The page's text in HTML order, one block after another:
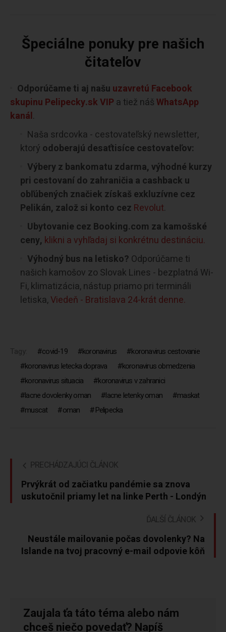
Špeciálne ponuky pre našich
čitateľov
Odporúčame ti aj našu uzavretú Facebook
skupinu Pelipecky.sk VIP a tiež nášWhatsApp
kanál.
Naša srdcovka - cestovateľský newsletter,
ktorý odoberajú desaťtisíce cestovateľov:
Výbery z bankomatu zdarma, výhodné kurzy
pri cestovaní do zahraničia a cashback u
obľúbených značiek získaš exkluzívne cez
Pelikán, založ si konto cez Revolut.
Ubytovanie cez Booking.com za kamošské
ceny, klikni a vyhľadaj si konkrétnu destináciu.
Výhodný bus na letisko? Odporúčame ti
našich kamošov zo Slovak Lines - bezplatná Wi-
Fi, klimatizácia, nástup priamo pri termináli
letiska,Viedeň - Bratislava 24-krát denne.
Tagy: covid-19 koronavirus
koronavirus cestovanie
koronavirus letecka doprava
koronavirus obmedzenia
koronavirus situacia
koronavirus v zahranici
lacne dovolenky oman
lacne letenky oman
maskat
muscat
oman Pelipecka
PRECHÁDZAJÚCI ČLÁNOK
Prvýkrát od začiatku pandémie sa znova
uskutočnil priamy let na linke Perth - Londýn
ĎALŠÍ ČLÁNOK
Neustále mailovanie počas dovolenky? Na
Islande na tvoj pracovný e-mail odpovie kôň
Zaujala ťa táto téma alebo nám
chceš niečo povedať? Napíš